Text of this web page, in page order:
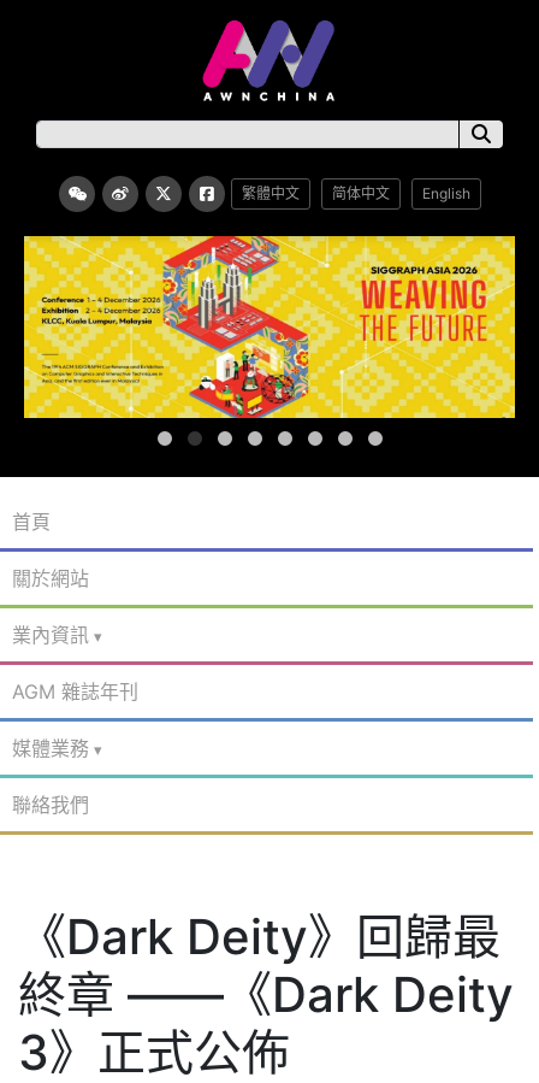
繁體中文 简体中文 English
首頁
關於網站
業內資訊
AGM 雜誌年刊
媒體業務
聯絡我們
《Dark Deity》回歸最
終章 ——《Dark Deity
3》正式公佈